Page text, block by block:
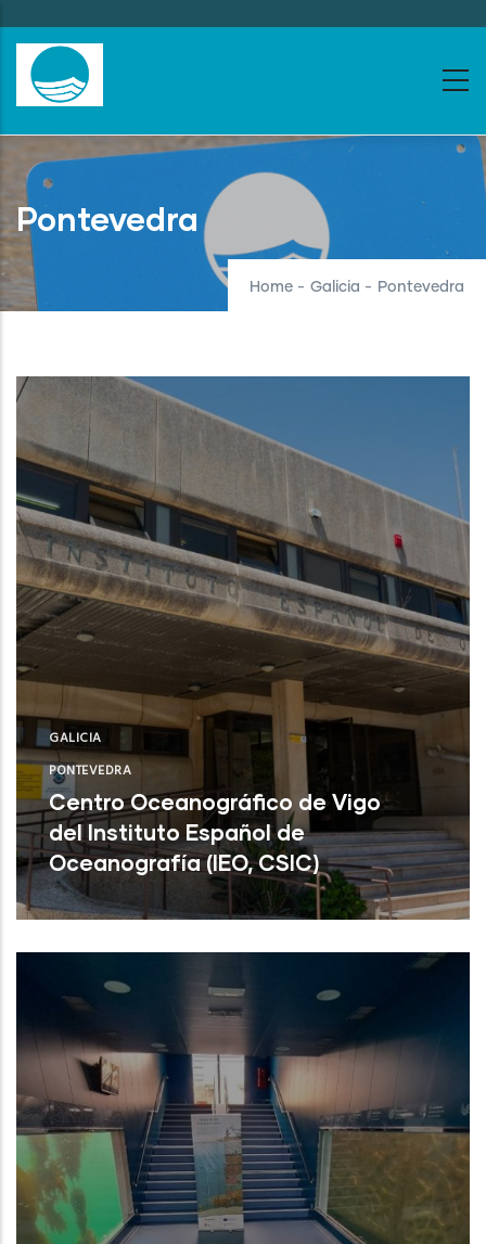
to
main
content
Pontevedra
Home - Galicia - Pontevedra
GALICIA
PONTEVEDRA
Centro Oceanográfico de Vigo
del Instituto Español de
Oceanografía (IEO, CSIC)
Centro Oceanográfico de Vigo del
Instituto Español de Oceanografía (IEO,
NUEVO